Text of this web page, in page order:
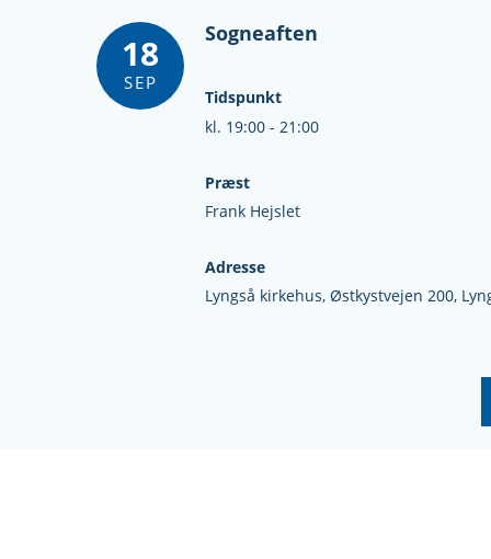
18
SEP
Sogneaften
Tidspunkt
kl. 19:00 - 21:00
Præst
Frank Hejslet
Adresse
Lyngså kirkehus,Østkystvejen 200,